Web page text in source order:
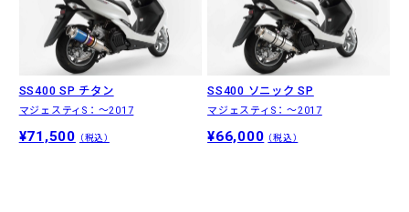
SS400 SP チタン
マジェスティS：〜2017
¥71,500 （税込）
SS400 ソニック SP
マジェスティS：〜2017
¥66,000 （税込）